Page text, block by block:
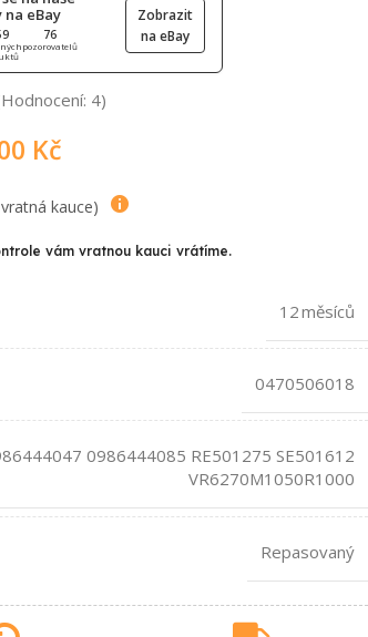
eBay
76
pozorovatelů
Zobrazit
na eBay
4)
Kč
kauce)
vám vratnou kauci vrátíme.
12 měsíců
0470506018
0986444085 RE501275 SE501612
VR6270M1050R1000
Repasovaný